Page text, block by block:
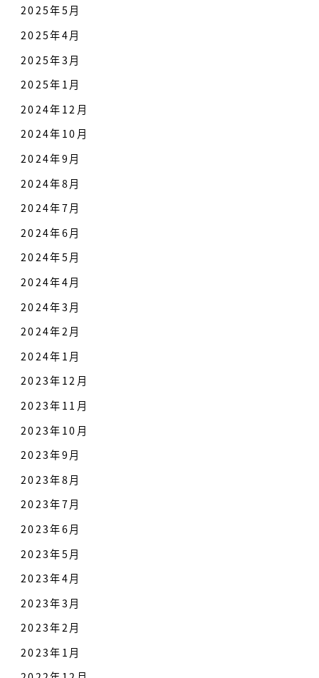
2025年5月
2025年4月
2025年3月
2025年1月
2024年12月
2024年10月
2024年9月
2024年8月
2024年7月
2024年6月
2024年5月
2024年4月
2024年3月
2024年2月
2024年1月
2023年12月
2023年11月
2023年10月
2023年9月
2023年8月
2023年7月
2023年6月
2023年5月
2023年4月
2023年3月
2023年2月
2023年1月